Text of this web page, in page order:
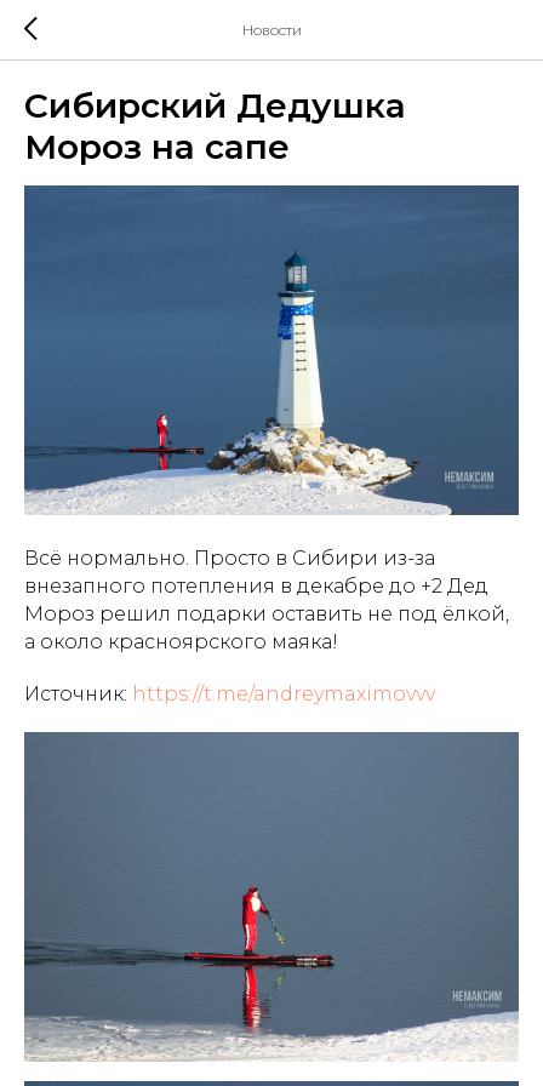
Новости
Сибирский Дедушка
Мороз на сапе
Всё нормально. Просто в Сибири из-за
внезапного потепления в декабре до +2 Дед
Мороз решил подарки оставить не под ёлкой,
а около красноярского маяка!
Источник: https://t.me/andreymaximovvv